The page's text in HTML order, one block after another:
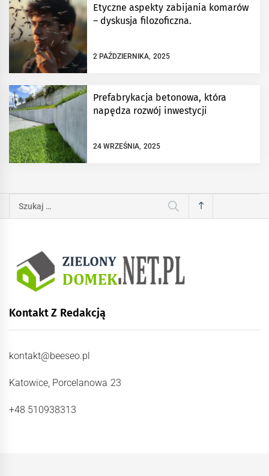
Etyczne aspekty zabijania komarów
– dyskusja filozoficzna.
2 PAŹDZIERNIKA, 2025
Prefabrykacja betonowa, która
napędza rozwój inwestycji
24 WRZEŚNIA, 2025
Szukaj:
Kontakt Z Redakcją
kontakt@beeseo.pl
Katowice, Porcelanowa 23
+48 510938313